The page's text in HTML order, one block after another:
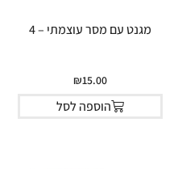
מגנט עם מסר עוצמתי – 4
₪15.00
הוספה לסל